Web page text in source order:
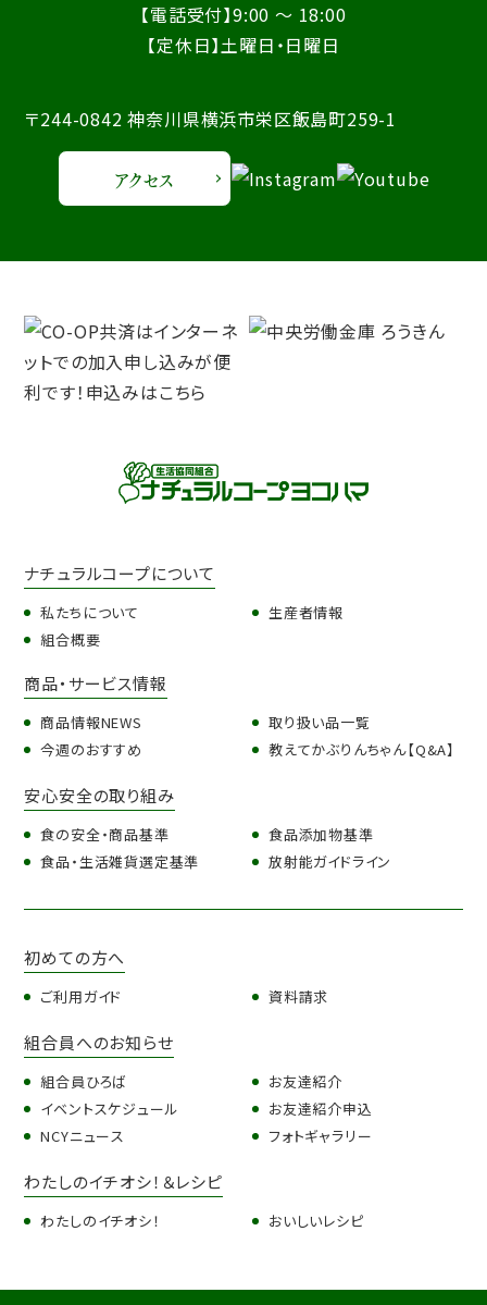
【電話受付】9:00 ～ 18:00
【定休日】土曜日・日曜日
〒244-0842 神奈川県横浜市栄区飯島町259-1
アクセス
ナチュラルコープについて
私たちについて
組合概要
生産者情報
商品・サービス情報
商品情報NEWS
今週のおすすめ
取り扱い品一覧
教えてかぶりんちゃん【Q&A】
安心安全の取り組み
食の安全・商品基準
食品・生活雑貨選定基準
食品添加物基準
放射能ガイドライン
初めての方へ
ご利用ガイド 資料請求
組合員へのお知らせ
組合員ひろば
イベントスケジュール
NCYニュース
お友達紹介
お友達紹介申込
フォトギャラリー
わたしのイチオシ！＆レシピ
わたしのイチオシ！ おいしいレシピ